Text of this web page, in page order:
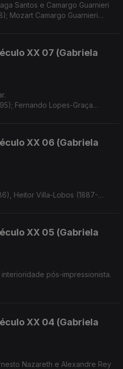
Santos e Camargo Guarnieri
Mozart Camargo Guarnieri
XX 07 (Gabriela
Fernando Lopes-Graça
XX 06 (Gabriela
Heitor Villa-Lobos (1887-
XX 05 (Gabriela
pós-impressionista.
XX 04 (Gabriela
Nazareth e Alexandre Rey